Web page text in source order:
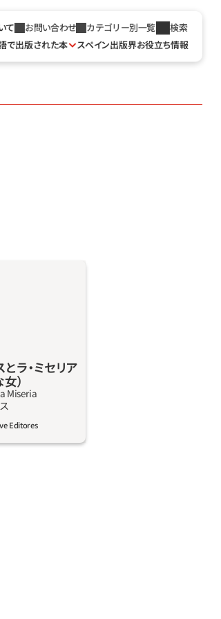
て お問い合わせ カテゴリー別一覧
検索
で出版された本 スペイン出版界お役立ち情報
ティーロ公
ス・ガルドス
体も不自由だ
の落成式に出
性が喉を切ら
ルドスの看護
スは迷子にな
いと失明の影
的に感じられ
いときは、記
。エレナ・ミ
とラ‧ミセリア
）
Miseria
Editores